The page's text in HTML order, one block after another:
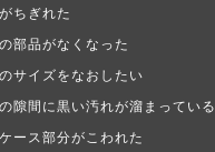
ちぎれた
部品がなくなった
サイズをなおしたい
隙間に黒い汚れが溜まっている
ース部分がこわれた